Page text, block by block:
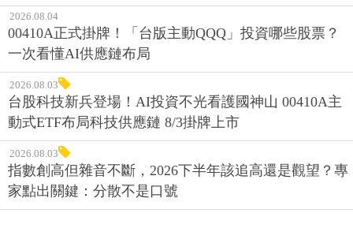
2026.08.04
00410A正式掛牌！「台版主動QQQ」投資哪些股票？
一次看懂AI供應鏈布局
2026.08.03
台股科技新兵登場！AI投資不光看護國神山 00410A主
動式ETF布局科技供應鏈 8/3掛牌上市
2026.08.03
指數創高但雜音不斷，2026下半年該追高還是觀望？專
家點出關鍵：分散不是口號